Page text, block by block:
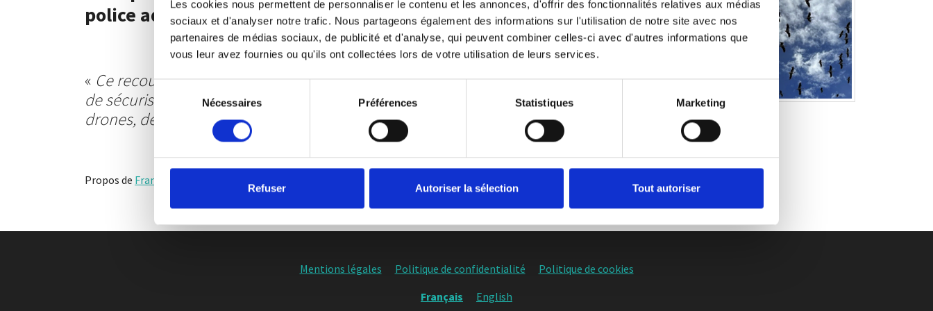
Les cookies nous permettent de personnaliser le contenu et les annonces, d'offrir des fonctionnalités relatives aux médias
sociaux et d'analyser notre trafic. Nous partageons également des informations sur l'utilisation de notre site avec nos
partenaires de médias sociaux, de publicité et d'analyse, qui peuvent combiner celles-ci avec d'autres informations que
vous leur avez fournies ou qu'ils ont collectées lors de votre utilisation de leurs services.
Sélection
consentement
Nécessaires Préférences Statistiques Marketing
Refuser Autoriser la sélection Tout autoriser
police administrative.
« Ce recours s’inscrit dans notre tradition de défense des droits fondamentaux et
de sécurisation juridique des outils mis à la disposition des forces de l’ordre. Les
drones, détraqueurs modernes, sont des technologies militaires qui s’immiscent sur l’espace public
Propos de France CHARRUYER
Mentions légales Politique de confidentialité
Politique de cookies
Français
English